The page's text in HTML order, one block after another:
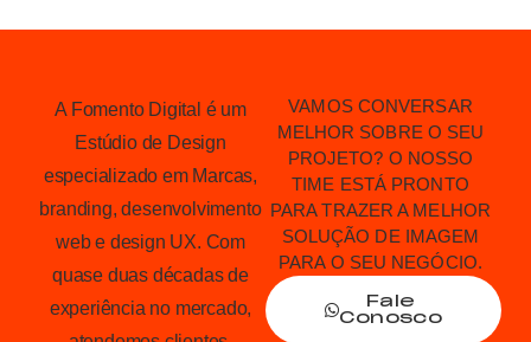
A Fomento Digital é um
Estúdio de Design
especializado em Marcas,
branding, desenvolvimento
web e design UX. Com
quase duas décadas de
experiência no mercado,
VAMOS CONVERSAR
MELHOR SOBRE O SEU
PROJETO? O NOSSO
TIME ESTÁ PRONTO
PARA TRAZER A MELHOR
SOLUÇÃO DE IMAGEM
PARA O SEU NEGÓCIO.
Fale
Conosco